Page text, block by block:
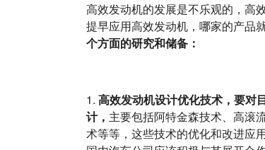
高效发动机的发展是不乐观的，高
提早应用高效发动机，哪家的产品
个方面的研究和储备：
1. 高效发动机设计优化技术，要对
计， 主要包括阿特金森技术、高滚
术等等，这些技术的优化和改进应